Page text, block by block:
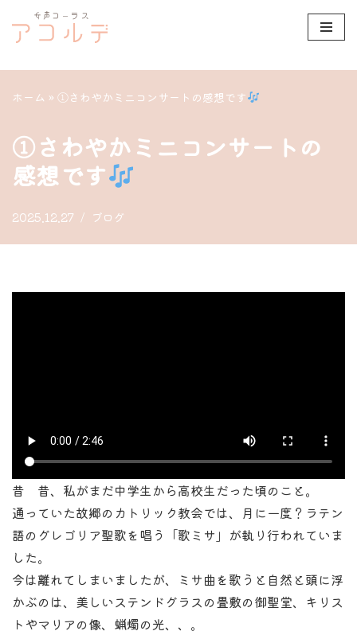
コ
ン
テ
ツ
へ
ス
ッ
プ
ホーム » ①さわやかミニコンサートの感想です
①さわやかミニコンサートの
感想です
2025.12.27 ブログ
昔 昔、私がまだ中学生から高校生だった頃のこと。
通っていた故郷のカトリック教会では、月に一度？ラテン
語のグレゴリア聖歌を唱う「歌ミサ」が執り行われていま
した。
今は離れてしまいましたが、ミサ曲を歌うと自然と頭に浮
かぶのは、美しいステンドグラスの畳敷の御聖堂、キリス
トやマリアの像、蝋燭の光、、。